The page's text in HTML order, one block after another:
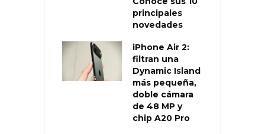
principales
novedades
iPhone Air 2:
filtran una
Dynamic Island
más pequeña,
doble cámara
de 48 MP y
chip A20 Pro